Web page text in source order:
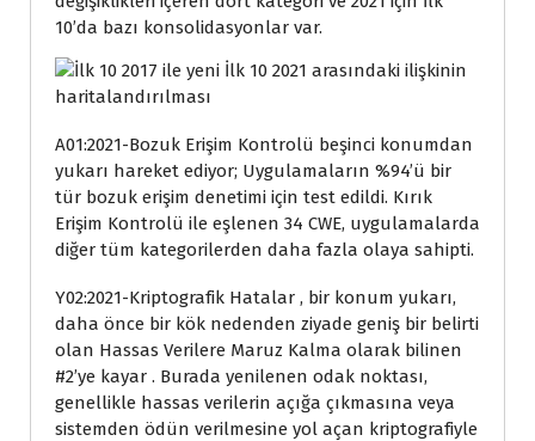
10’da bazı konsolidasyonlar var.
A01:2021-Bozuk Erişim Kontrolü beşinci konumdan
yukarı hareket ediyor; Uygulamaların %94’ü bir
tür bozuk erişim denetimi için test edildi. Kırık
Erişim Kontrolü ile eşlenen 34 CWE, uygulamalarda
diğer tüm kategorilerden daha fazla olaya sahipti.
Y02:2021-Kriptografik Hatalar , bir konum yukarı,
daha önce bir kök nedenden ziyade geniş bir belirti
olan Hassas Verilere Maruz Kalma olarak bilinen
#2’ye kayar . Burada yenilenen odak noktası,
genellikle hassas verilerin açığa çıkmasına veya
sistemden ödün verilmesine yol açan kriptografiyle